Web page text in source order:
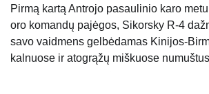
Pirmą kartą Antrojo pasaulinio karo
oro komandų pajėgos, Sikorsky R-4
savo vaidmens gelbėdamas Kinijos-
kalnuose ir atogrąžų miškuose